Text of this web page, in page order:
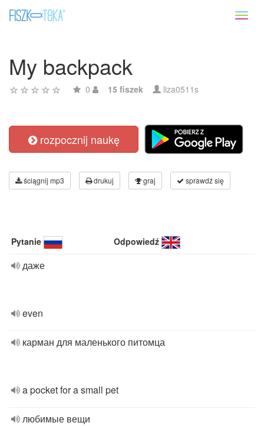
My backpack
0 15 fiszek liza0511s
rozpocznij naukę
ściągnij mp3 drukuj graj sprawdź się
Pytanie Odpowiedź
даже
even
карман для маленького питомца
a pocket for a small pet
любимые вещи